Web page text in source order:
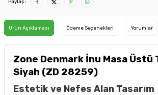
Paylaş :
Ürün Açıklaması Ödeme Seçenekleri Yorumlar
Zone Denmark İnu Masa Üstü
Siyah (ZD 28259)
Estetik ve Nefes Alan Tasarım